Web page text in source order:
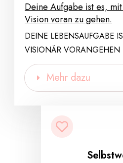
Deine Aufgabe ist es,
Vision voran zu gehen.
DEINE LEBENSAUFGABE
VISIONÄR VORANGEHEN
Mehr dazu